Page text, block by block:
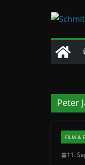
Peter
FILM &
11.